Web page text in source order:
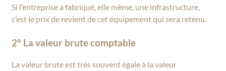
Si l’entreprise a fabriqué, elle même, une infrastructure,
c’est le prix de revient de cet équipement qui sera retenu.
2° La valeur brute comptable
La valeur brute est très souvent égale à la valeur